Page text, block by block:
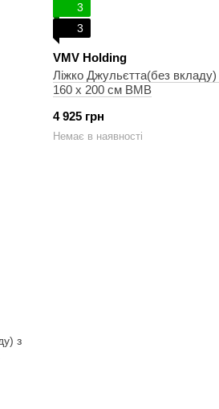
3
3
VMV Holding
Ліжко Джульєтта(без
160 x 200 см ВМВ
4 925 грн
Немає в наявності